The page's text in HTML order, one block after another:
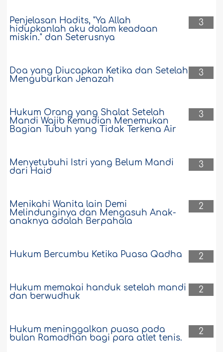
3
Penjelasan Hadits, "Ya Allah
hidupkanlah aku dalam keadaan
miskin." dan Seterusnya
3
Doa yang Diucapkan Ketika dan Setelah
Menguburkan Jenazah
3
Hukum Orang yang Shalat Setelah
Mandi Wajib Kemudian Menemukan
Bagian Tubuh yang Tidak Terkena Air
3
Menyetubuhi Istri yang Belum Mandi
dari Haid
2
Menikahi Wanita lain Demi
Melindunginya dan Mengasuh Anak-
anaknya adalah Berpahala
2
Hukum Bercumbu Ketika Puasa Qadha
2
Hukum memakai handuk setelah mandi
dan berwudhuk
2
Hukum meninggalkan puasa pada
bulan Ramadhan bagi para atlet tenis.